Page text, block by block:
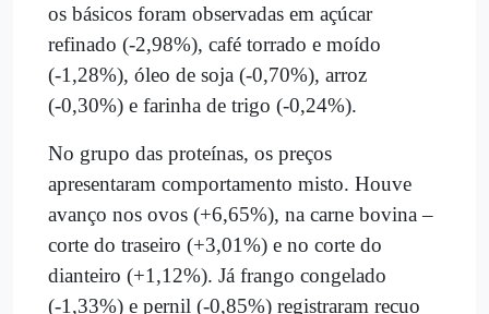
os básicos foram observadas em açúcar
refinado (-2,98%), café torrado e moído
(-1,28%), óleo de soja (-0,70%), arroz
(-0,30%) e farinha de trigo (-0,24%).
No grupo das proteínas, os preços
apresentaram comportamento misto. Houve
avanço nos ovos (+6,65%), na carne bovina –
corte do traseiro (+3,01%) e no corte do
dianteiro (+1,12%). Já frango congelado
(-1,33%) e pernil (-0,85%) registraram recuo